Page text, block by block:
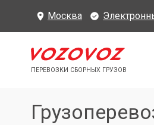
Москва
ПЕРЕВОЗКИ СБОРНЫХ ГРУЗОВ